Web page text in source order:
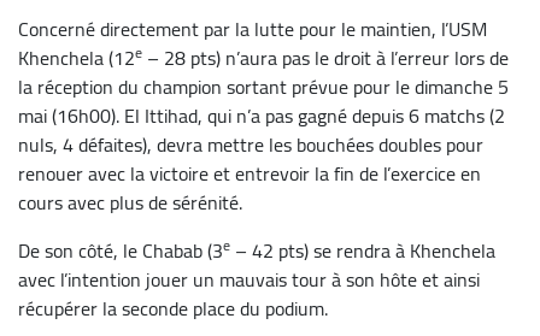
Concerné directement par la lutte pour le maintien, l’USM
Khenchela (12e – 28 pts) n’aura pas le droit à l’erreur lors de
la réception du champion sortant prévue pour le dimanche 5
mai (16h00). El Ittihad, qui n’a pas gagné depuis 6 matchs (2
nuls, 4 défaites), devra mettre les bouchées doubles pour
renouer avec la victoire et entrevoir la fin de l’exercice en
cours avec plus de sérénité.
De son côté, le Chabab (3e – 42 pts) se rendra à Khenchela
avec l’intention jouer un mauvais tour à son hôte et ainsi
récupérer la seconde place du podium.